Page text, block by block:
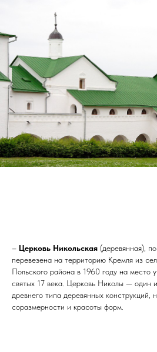
– Церковь Никольская (деревянная),
перевезена на территорию Кремля из
Польского района в 1960 году на место
святых 17 века. Церковь Николы — один
древнего типа деревянных конструкций,
соразмерности и красоты форм.